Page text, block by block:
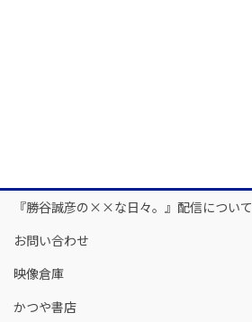
『勝谷誠彦の××な日々。』配信について
お問い合わせ
映像倉庫
かつや書店